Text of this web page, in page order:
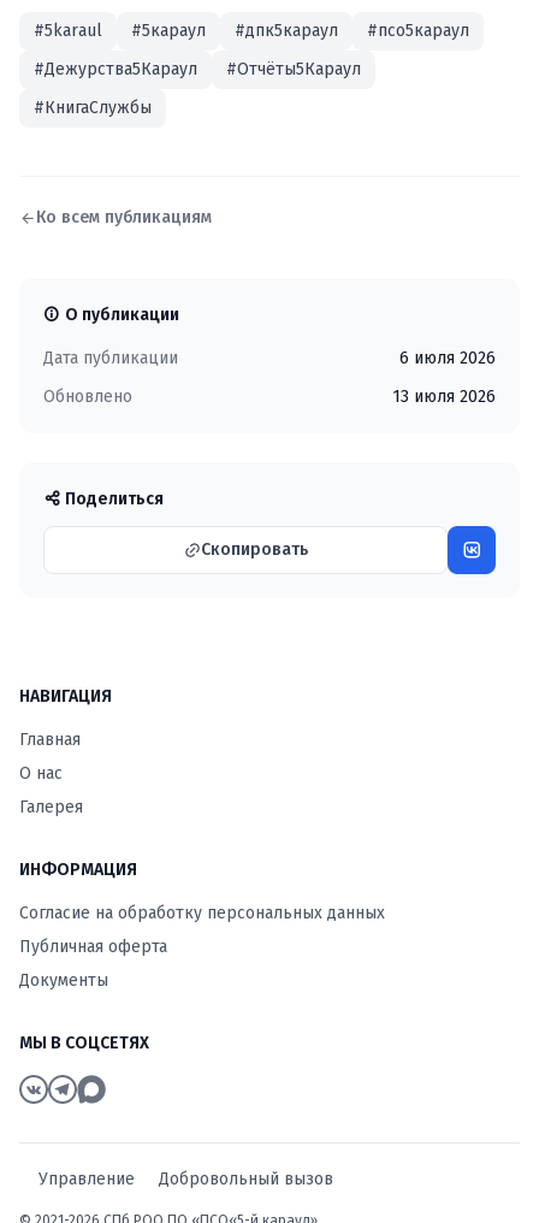
#5karaul #5караул #дпк5караул
#псо5караул
#Дежурства5Караул
#Отчёты5Караул
#КнигаСлужбы
Ко всем публикациям
О публикации
Дата публикации
6 июля 2026
Обновлено
13 июля 2026
Поделиться
Скопировать
НАВИГАЦИЯ
Главная
О нас
Галерея
ИНФОРМАЦИЯ
Согласие на обработку персональных данных
Публичная оферта
Документы
МЫ В СОЦСЕТЯХ
Управление Добровольный вызов